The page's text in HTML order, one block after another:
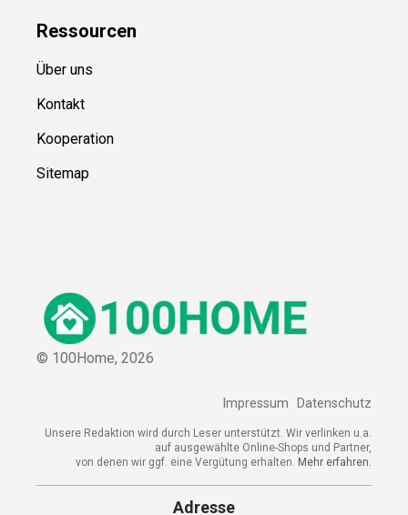
Ressourcen
Über uns
Kontakt
Kooperation
Sitemap
© 100Home, 2026
Impressum Datenschutz
Unsere Redaktion wird durch Leser unterstützt. Wir verlinken u.a.
auf ausgewählte Online-Shops und Partner,
von denen wir ggf. eine Vergütung erhalten. Mehr erfahren.
Adresse